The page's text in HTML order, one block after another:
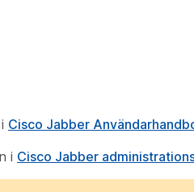
Cisco Jabber
i Cisco Jabber